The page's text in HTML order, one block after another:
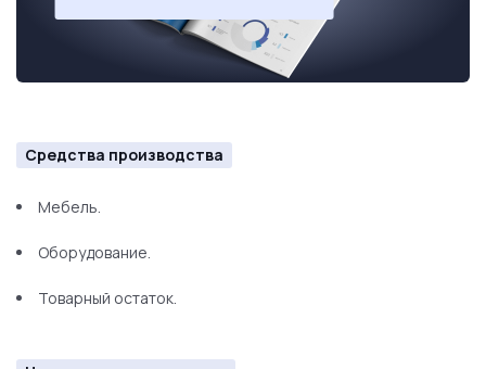
Средства производства
Мебель.
Оборудование.
Товарный остаток.